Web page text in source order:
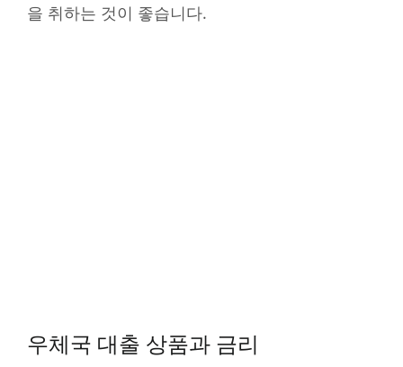
을 취하는 것이 좋습니다.
우체국 대출 상품과 금리